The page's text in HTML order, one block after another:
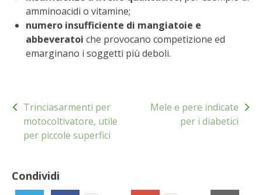
ANIMALI UMANI E NON UMANI
IL MIO 2025
VIGNETO BIO
GARDENA
amminoacidi o vitamine;
numero insufficiente di mangiatoie e
abbeveratoi che provocano competizione ed
emarginano i soggetti più deboli.
articoli
Trinciasarmenti per
motocoltivatore, utile
per piccole superfici
Mele e pere indicate
per i diabetici
Condividi